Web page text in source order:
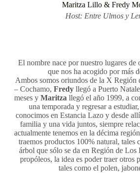
Maritza Lillo & Fredy
Host: Entre Ulmos y
El nombre nace por nuestro lugares
que nos ha acogido por más
Ambos somos oriundos de la X Región
– Cochamo, Fredyllegó a Puerto
meses yMaritza llegó el año 1999, a
una temporada y regresar a
conocimos en Estancia Lazo y desde
familia y una vida juntos, siempre
actualmente tenemos en la décima
traemos productos 100% natural, tales
árbol que sólo se da en Región de
propóleos, la idea es poder traer otros
tales como el polen,